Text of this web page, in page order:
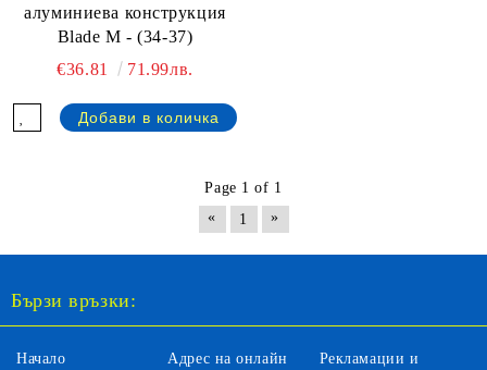
алуминиева конструкция
Blade M - (34-37)
€36.81
71.99лв.
Page 1 of 1
«
1 »
Бързи връзки:
Начало
Адрес на онлайн
Рекламации и